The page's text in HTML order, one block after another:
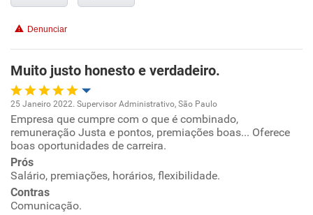
Benefícios
Recomenda esta empresa
Denunciar
Muito justo honesto e verdadeiro.
Oportunidade de promoção
Ambiente de trabalho
Conciliação com a vida familiar
25 Janeiro 2022. Supervisor Administrativo, São Paulo
Empresa que cumpre com o que é combinado,
remuneração Justa e pontos, premiações boas... Oferece
boas oportunidades de carreira.
Prós
Salário, premiações, horários, flexibilidade.
Contras
Comunicação.